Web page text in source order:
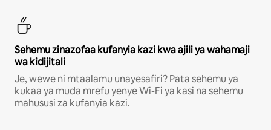
Sehemu zinazofaa kufanyia kazi kwa ajili ya wahamaji
wa kidijitali
Je, wewe ni mtaalamu unayesafiri? Pata sehemu ya
kukaa ya muda mrefu yenye Wi-Fi ya kasi na sehemu
mahususi za kufanyia kazi.